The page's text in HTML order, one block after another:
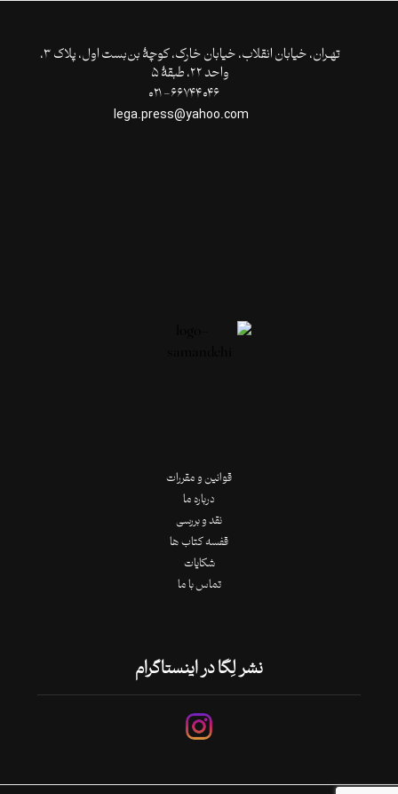
تهـران،‌ خیابان انقلاب، خیابان خارک، کوچۀ بن‌بست اول، پلاک ۳،
واحد ۲۲، طبقۀ ۵
قوانین و مقررات
درباره ما
نقد و بررسی
قفسه کتاب ها
شکایات
تماس با ما
نشر لِگا در اینستاگرام